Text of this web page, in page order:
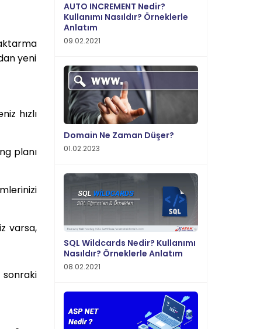
yeni
hızlı
planı
varsa,
sonraki
AUTO INCREMENT Nedir?
Kullanımı Nasıldır? Örneklerle
Anlatım
09.02.2021
Domain Ne Zaman Düşer?
01.02.2023
SQL Wildcards Nedir? Kullanımı
Nasıldır? Örneklerle Anlatım
08.02.2021